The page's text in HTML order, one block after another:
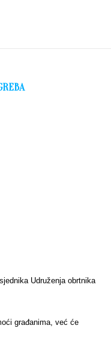
Udruženja obrtnika
građanima, već će